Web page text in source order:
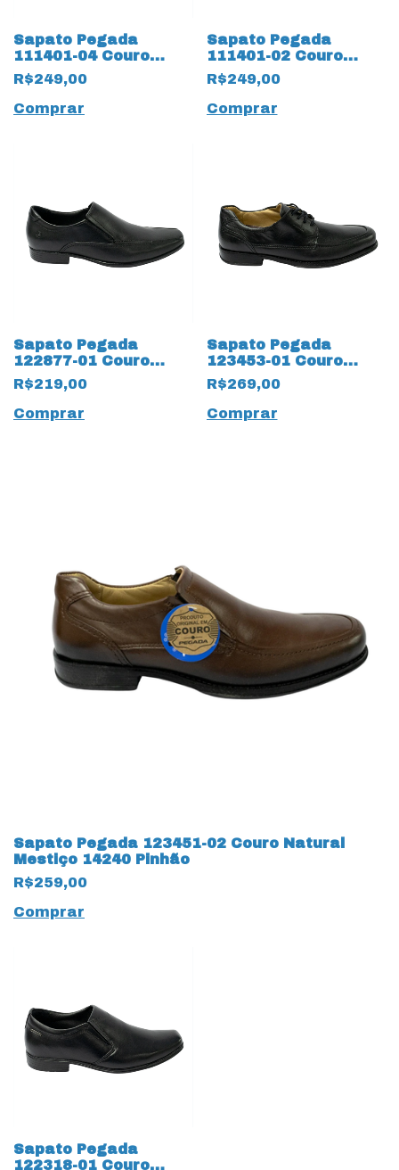
Sapato Pegada
111401-04 Couro
Natural Stretch
17556 Areia
R$249,00
Comprar
Sapato Pegada
111401-02 Couro
Natural Stretch
17555 Preto
R$249,00
Comprar
Sapato Pegada
122877-01 Couro
Natural Stretch
14242 Preto
R$219,00
Comprar
Sapato Pegada
123453-01 Couro
Natural Mestiço
14241 Preto
R$269,00
Comprar
Sapato Pegada 123451-02 Couro Natural
Mestiço 14240 Pinhão
R$259,00
Comprar
Sapato Pegada
122318-01 Couro